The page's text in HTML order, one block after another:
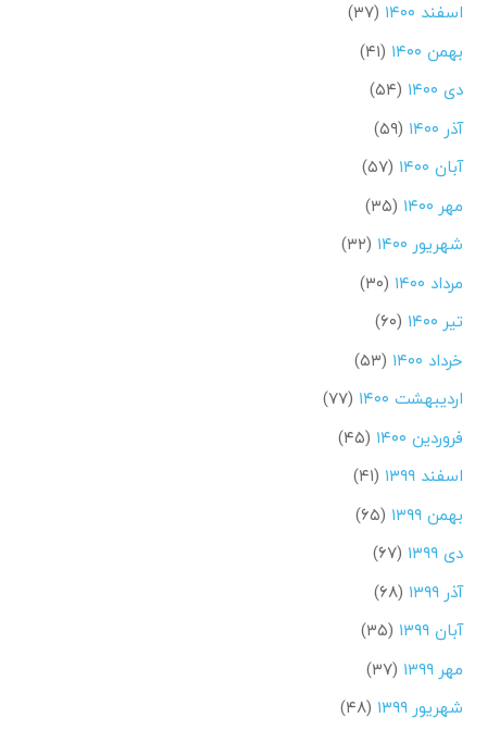
اسفند ۱۴۰۰
(۳۷)
بهمن ۱۴۰۰
(۴۱)
دی ۱۴۰۰
(۵۴)
آذر ۱۴۰۰
(۵۹)
آبان ۱۴۰۰
(۵۷)
مهر ۱۴۰۰
(۳۵)
شهریور ۱۴۰۰
(۳۲)
مرداد ۱۴۰۰
(۳۰)
تیر ۱۴۰۰
(۶۰)
خرداد ۱۴۰۰
(۵۳)
اردیبهشت ۱۴۰۰
(۷۷)
فروردین ۱۴۰۰
(۴۵)
اسفند ۱۳۹۹
(۴۱)
بهمن ۱۳۹۹
(۶۵)
دی ۱۳۹۹
(۶۷)
آذر ۱۳۹۹
(۶۸)
آبان ۱۳۹۹
(۳۵)
مهر ۱۳۹۹
(۳۷)
شهریور ۱۳۹۹
(۴۸)